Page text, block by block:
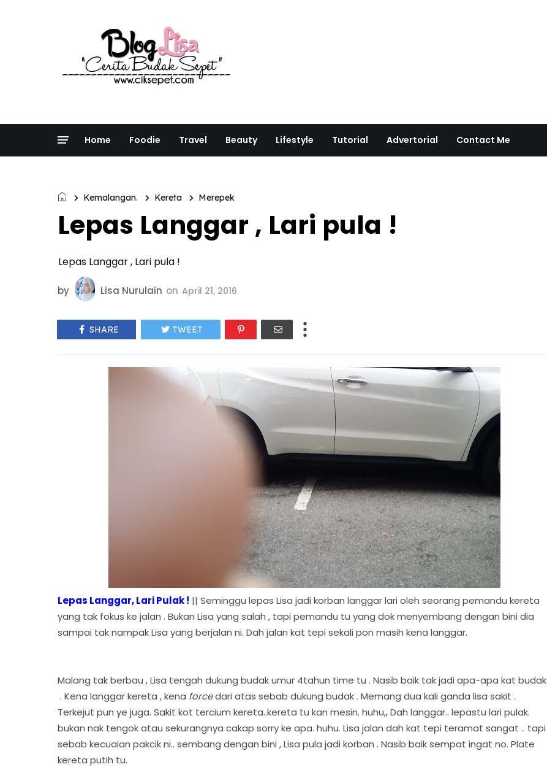
Home Foodie Travel Beauty Lifestyle Tutorial Advertorial Contact Me
Kemalangan. Kereta Merepek
Lepas Langgar , Lari pula !
Lepas Langgar , Lari pula !
by Lisa Nurulain on April 21, 2016
SHARE TWEET
Lepas Langgar, Lari Pulak ! || Seminggu lepas Lisa jadi korban langgar lari oleh seorang pemandu kereta
yang tak fokus ke jalan . Bukan Lisa yang salah , tapi pemandu tu yang dok menyembang dengan bini dia
sampai tak nampak Lisa yang berjalan ni. Dah jalan kat tepi sekali pon masih kena langgar.
Malang tak berbau , Lisa tengah dukung budak umur 4tahun time tu . Nasib baik tak jadi apa-apa kat budak
. Kena langgar kereta , kena forcedari atas sebab dukung budak . Memang dua kali ganda lisa sakit .
Terkejut pun ye juga. Sakit kot tercium kereta..kereta tu kan mesin. huhu,, Dah langgar.. lepastu lari pulak.
bukan nak tengok atau sekurangnya cakap sorry ke apa. huhu. Lisa jalan dah kat tepi teramat sangat .. tapi
sebab kecuaian pakcik ni.. sembang dengan bini , Lisa pula jadi korban . Nasib baik sempat ingat no. Plate
kereta putih tu.